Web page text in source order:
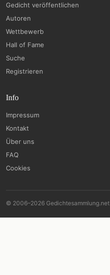
Gedicht veröffentlichen
Autoren
Wettbewerb
Hall of Fame
Suche
Registrieren
Info
Impressum
Kontakt
Über uns
FAQ
Cookies
© 2006–2026 Gedichtesammlung.net